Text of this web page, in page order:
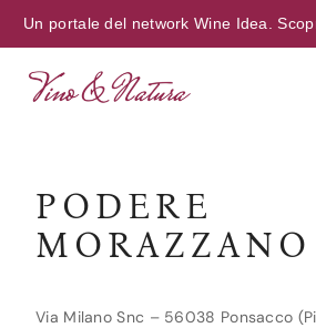
Un portale del network Wine Idea.
PODERE
MORAZZANO
Via Milano Snc – 56038 Ponsacco